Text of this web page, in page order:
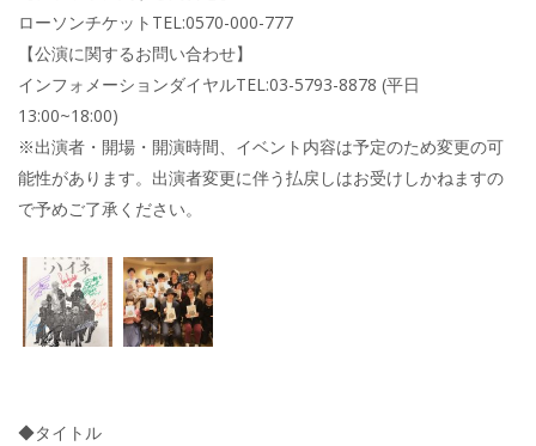
ローソンチケットTEL:0570-000-777
【公演に関するお問い合わせ】
インフォメーションダイヤルTEL:03-5793-8878 (平日
13:00~18:00)
※出演者・開場・開演時間、イベント内容は予定のため変更の可
能性があります。出演者変更に伴う払戻しはお受けしかねますの
で予めご了承ください。
◆タイトル